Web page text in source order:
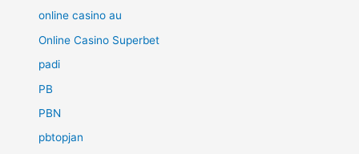
online casino au
Online Casino Superbet
padi
PB
PBN
pbtopjan